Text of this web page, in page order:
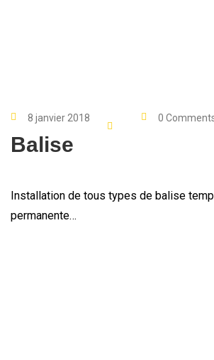
8 janvier 2018 0
Balise
Installation de tous types de balise
permanente…